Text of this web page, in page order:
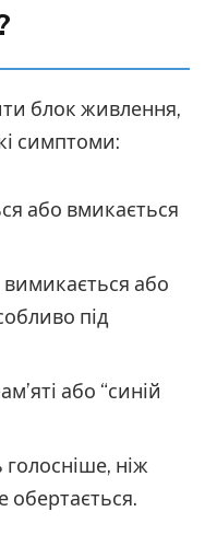
блок живлення,
симптоми:
або вмикається
або
під
або “синій
ніж
обертається.